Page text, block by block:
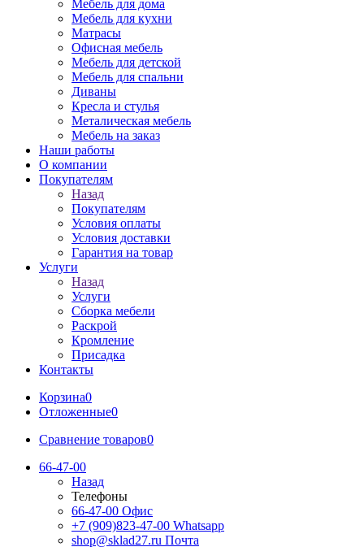
Мебель для дома
Мебель для кухни
Матрасы
Офисная мебель
Мебель для детской
Мебель для спальни
Диваны
Кресла и стулья
Металическая мебель
Мебель на заказ
Наши работы
О компании
Покупателям
Назад
Покупателям
Условия оплаты
Условия доставки
Гарантия на товар
Услуги
Назад
Услуги
Сборка мебели
Раскрой
Кромление
Присадка
Контакты
Корзина0
Отложенные0
Сравнение товаров0
66-47-00
Назад
Телефоны
66-47-00 Офис
+7 (909)823-47-00 Whatsapp
shop@sklad27.ru Почта